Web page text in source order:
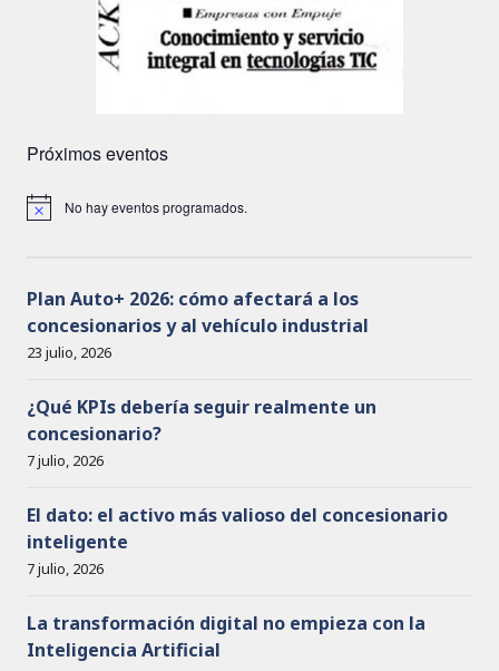
Próximos eventos
No hay eventos programados.
Plan Auto+ 2026: cómo afectará a los
concesionarios y al vehículo industrial
23 julio, 2026
¿Qué KPIs debería seguir realmente un
concesionario?
7 julio, 2026
El dato: el activo más valioso del concesionario
inteligente
7 julio, 2026
La transformación digital no empieza con la
Inteligencia Artificial